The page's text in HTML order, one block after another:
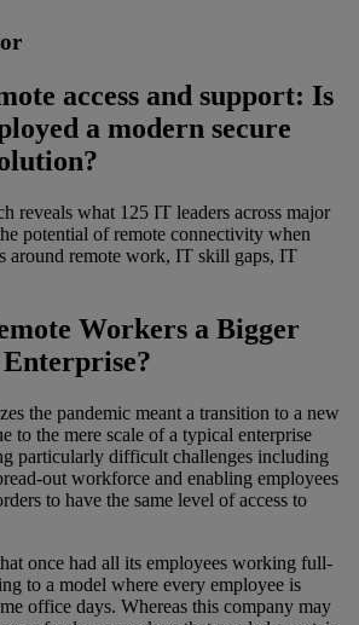
access and support: Is
a modern secure
reveals what 125 IT leaders across major
potential of remote connectivity when
around remote work, IT skill gaps, IT
Workers a Bigger
the pandemic meant a transition to a new
to the mere scale of a typical enterprise
particularly difficult challenges including
out workforce and enabling employees
to have the same level of access to
once had all its employees working full-
to a model where every employee is
office days. Whereas this company may